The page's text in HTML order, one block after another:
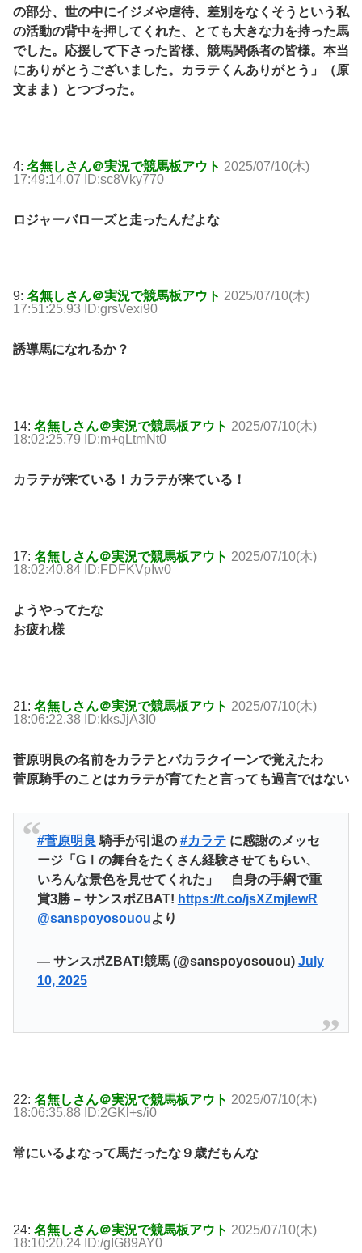
の部分、世の中にイジメや虐待、差別をなくそうという私
の活動の背中を押してくれた、とても大きな力を持った馬
でした。応援して下さった皆様、競馬関係者の皆様。本当
にありがとうございました。カラテくんありがとう」（原
文まま）とつづった。
4: 名無しさん＠実況で競馬板アウト 2025/07/10(木)
17:49:14.07 ID:sc8Vky770
ロジャーバローズと走ったんだよな
9: 名無しさん＠実況で競馬板アウト 2025/07/10(木)
17:51:25.93 ID:grsVexi90
誘導馬になれるか？
14: 名無しさん＠実況で競馬板アウト 2025/07/10(木)
18:02:25.79 ID:m+qLtmNt0
カラテが来ている！カラテが来ている！
17: 名無しさん＠実況で競馬板アウト 2025/07/10(木)
18:02:40.84 ID:FDFKVpIw0
ようやってたな
お疲れ様
21: 名無しさん＠実況で競馬板アウト 2025/07/10(木)
18:06:22.38 ID:kksJjA3I0
菅原明良の名前をカラテとバカラクイーンで覚えたわ
菅原騎手のことはカラテが育てたと言っても過言ではない
#菅原明良 騎手が引退の #カラテに感謝のメッセ
ージ「GⅠの舞台をたくさん経験させてもらい、
いろんな景色を見せてくれた」 自身の手綱で重
賞3勝 – サンスポZBAT! https://t.co/jsXZmjIewR
@sanspoyosououより
— サンスポZBAT!競馬 (@sanspoyosouou) July
10, 2025
22: 名無しさん＠実況で競馬板アウト 2025/07/10(木)
18:06:35.88 ID:2GKl+s/i0
常にいるよなって馬だったな９歳だもんな
24: 名無しさん＠実況で競馬板アウト 2025/07/10(木)
18:10:20.24 ID:/gIG89AY0